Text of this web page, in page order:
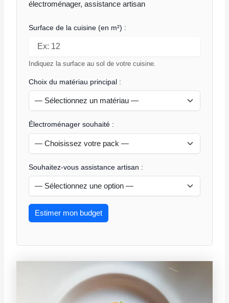
électroménager, assistance artisan
Surface de la cuisine (en m²) :
Indiquez la surface au sol de votre cuisine.
Choix du matériau principal :
Électroménager souhaité :
Souhaitez-vous assistance artisan :
Estimer mon budget